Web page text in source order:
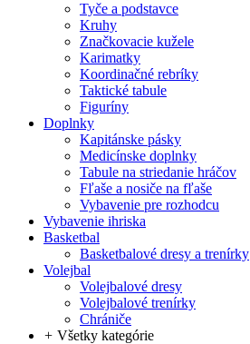
Tyče a podstavce
Kruhy
Značkovacie kužele
Karimatky
Koordinačné rebríky
Taktické tabule
Figuríny
Doplnky
Kapitánske pásky
Medicínske doplnky
Tabule na striedanie hráčov
Fľaše a nosiče na fľaše
Vybavenie pre rozhodcu
Vybavenie ihriska
Basketbal
Basketbalové dresy a trenírky
Volejbal
Volejbalové dresy
Volejbalové trenírky
Chrániče
+ Všetky kategórie